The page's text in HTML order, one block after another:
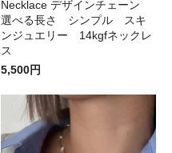
Necklace デザインチェーン
選べる長さ シンプル スキ
ンジュエリー 14kgfネックレ
ス
5,500円